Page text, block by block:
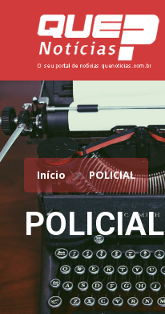
Início POLICIAL
POLICIAL